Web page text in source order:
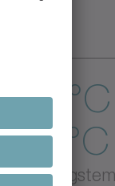
-
250°C